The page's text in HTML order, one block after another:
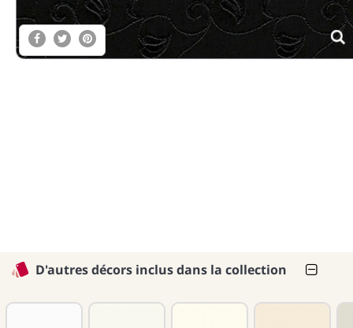
D'autres décors inclus dans la collection